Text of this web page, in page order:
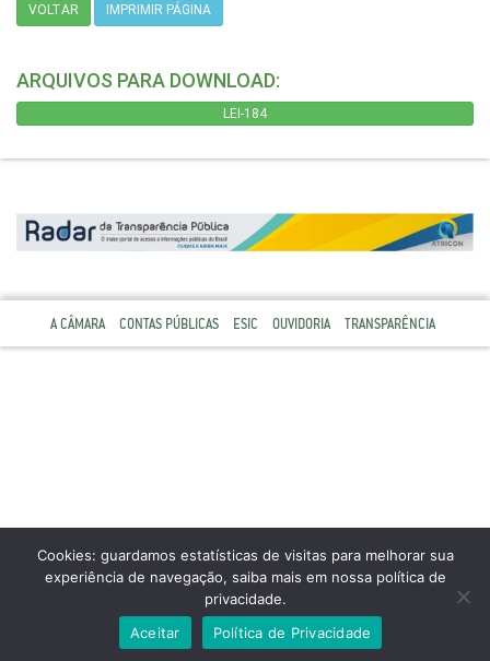
VOLTAR IMPRIMIR PÁGINA
ARQUIVOS PARA DOWNLOAD:
LEI-184
A CÂMARA CONTAS PÚBLICAS ESIC OUVIDORIA TRANSPARÊNCIA
TODOS OS DIREITOS RESERVADOS
Cookies: guardamos estatísticas de visitas para melhorar sua
experiência de navegação, saiba mais em nossa política de
privacidade.
Aceitar
Política de Privacidade